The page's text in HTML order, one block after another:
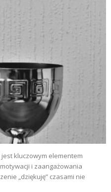
kluczowym elementem
i zaangażowania
„dziękuję” czasami nie